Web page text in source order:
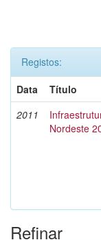
Registos:
Data
Título
2011
Nordeste
Refinar